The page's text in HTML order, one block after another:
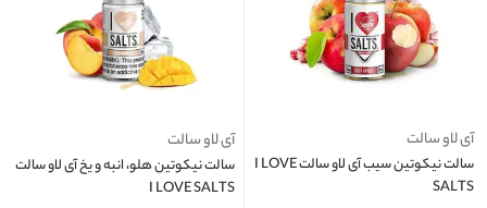
آی لاو سالت
سالت نیکوتین سیب آی لاو سالت I LOVE
SALTS
آی لاو سالت
سالت نیکوتین هلو، انبه و یخ آی لاو سالت
I LOVE SALTS